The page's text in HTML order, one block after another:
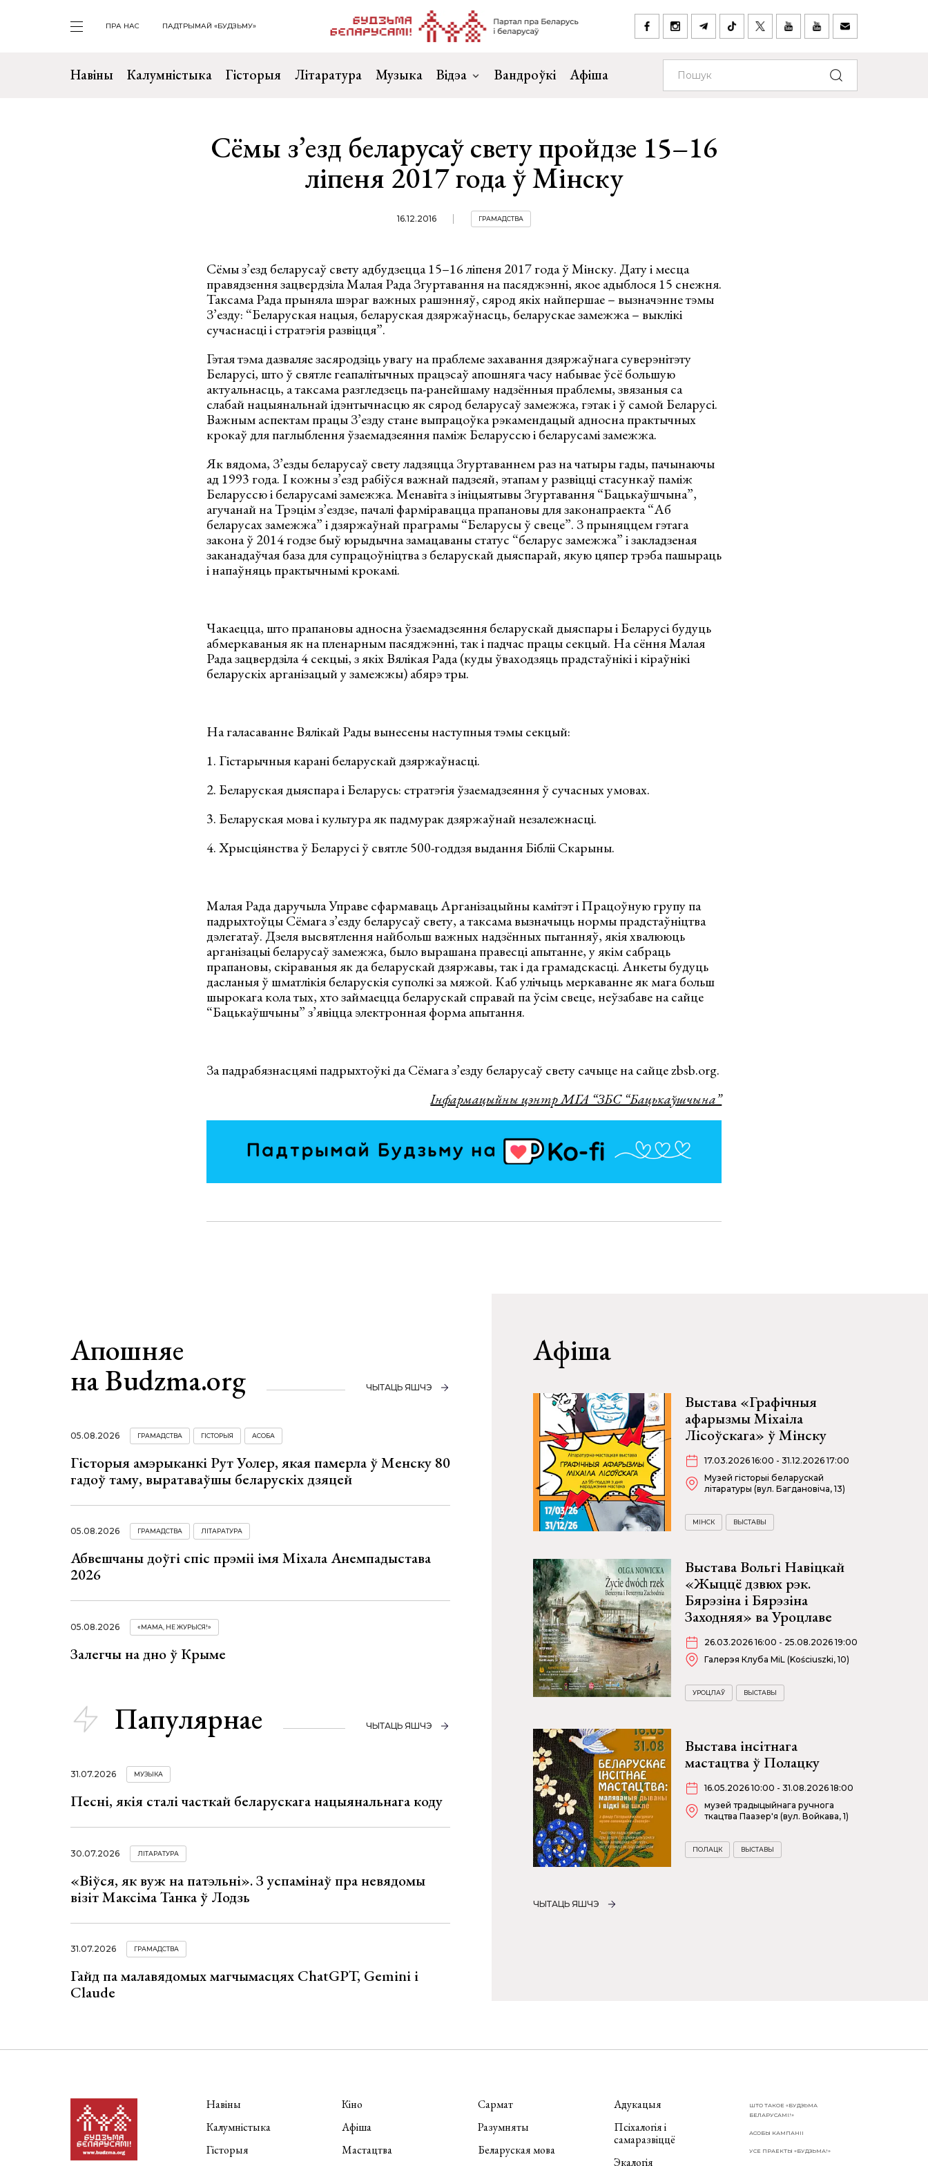
ПРА НАС ПАДТРЫМАЙ «БУДЗЬМУ»
Навіны Калумністыка Гісторыя Літаратура Музыка Відэа Вандроўкі Афіша
Сёмы з’езд беларусаў свету пройдзе 15–16
ліпеня 2017 года ў Мінску
16.12.2016 ГРАМАДСТВА
Сёмы з’езд беларусаў свету адбудзецца 15–16 ліпеня 2017 года ў Мінску. Дату і месца
правядзення зацвердзіла Малая Рада Згуртавання на пасяджэнні, якое адыблося 15 снежня.
Таксама Рада прыняла шэраг важных рашэнняў, сярод якіх найпершае – вызначэнне тэмы
З’езду: “Беларуская нацыя, беларуская дзяржаўнасць, беларускае замежжа – выклікі
сучаснасці і стратэгія развіцця”.
Гэтая тэма дазваляе засяродзіць увагу на праблеме захавання дзяржаўнага суверэнітэту
Беларусі, што ў святле геапалітычных працэсаў апошняга часу набывае ўсё большую
актуальнасць, а таксама разгледзець па-ранейшаму надзённыя праблемы, звязаныя са
слабай нацыянальнай ідэнтычнасцю як сярод беларусаў замежжа, гэтак і ў самой Беларусі.
Важным аспектам працы З’езду стане выпрацоўка рэкамендацый адносна практычных
крокаў для паглыблення ўзаемадзеяння паміж Беларуссю і беларусамі замежжа.
Як вядома, З’езды беларусаў свету ладзяцца Згуртаваннем раз на чатыры гады, пачынаючы
ад 1993 года. І кожны з’езд рабіўся важнай падзеяй, этапам у развіцці стасункаў паміж
Беларуссю і беларусамі замежжа. Менавіта з ініцыятывы Згуртавання “Бацькаўшчына”,
агучанай на Трэцім з’ездзе, пачалі фарміравацца прапановы для законапраекта “Аб
беларусах замежжа” і дзяржаўнай праграмы “Беларусы ў свеце”. З прыняццем гэтага
закона ў 2014 годзе быў юрыдычна замацаваны статус “беларус замежжа” і закладзеная
заканадаўчая база для супрацоўніцтва з беларускай дыяспарай, якую цяпер трэба пашыраць
і напаўняць практычнымі крокамі.
Чакаецца, што прапановы адносна ўзаемадзеяння беларускай дыяспары і Беларусі будуць
абмеркаваныя як на пленарным пасяджэнні, так і падчас працы секцый. На сёння Малая
Рада зацвердзіла 4 секцыі, з якіх Вялікая Рада (куды ўваходзяць прадстаўнікі і кіраўнікі
беларускіх арганізацый у замежжы) абярэ тры.
На галасаванне Вялікай Рады вынесены наступныя тэмы секцый:
1. Гістарычныя карані беларускай дзяржаўнасці.
2. Беларуская дыяспара і Беларусь: стратэгія ўзаемадзеяння ў сучасных умовах.
3. Беларуская мова і культура як падмурак дзяржаўнай незалежнасці.
4. Хрысціянства ў Беларусі ў святле 500-годдзя выдання Бібліі Скарыны.
Малая Рада даручыла Управе сфармаваць Арганізацыйны камітэт і Працоўную групу па
падрыхтоўцы Сёмага з’езду беларусаў свету, а таксама вызначыць нормы прадстаўніцтва
дэлегатаў. Дзеля высвятлення найбольш важных надзённых пытанняў, якія хвалююць
арганізацыі беларусаў замежжа, было вырашана правесці апытанне, у якім сабраць
прапановы, скіраваныя як да беларускай дзяржавы, так і да грамадскасці. Анкеты будуць
дасланыя ў шматлікія беларускія суполкі за мяжой. Каб улічыць меркаванне як мага больш
шырокага кола тых, хто займаецца беларускай справай па ўсім свеце, неўзабаве на сайце
“Бацькаўшчыны” з’явіцца электронная форма апытання.
За падрабязнасцямі падрыхтоўкі да Сёмага з’езду беларусаў свету сачыце на сайце zbsb.org.
Інфармацыйны цэнтр МГА “ЗБС “Бацькаўшчына”
Апошняе
на Budzma.org
ЧЫТАЦЬ ЯШЧЭ
05.08.2026 ГРАМАДСТВА ГІСТОРЫЯ АСОБА
Гісторыя амэрыканкі Рут Уолер, якая памерла ў Менску 80
гадоў таму, выратаваўшы беларускіх дзяцей
05.08.2026 ГРАМАДСТВА ЛІТАРАТУРА
Абвешчаны доўгі спіс прэміі імя Міхала Анемпадыстава
2026
05.08.2026 «МАМА, НЕ ЖУРЫСЯ!»
Залегчы на дно ў Крыме
Папулярнае ЧЫТАЦЬ ЯШЧЭ
31.07.2026 МУЗЫКА
Песні, якія сталі часткай беларускага нацыянальнага коду
30.07.2026 ЛІТАРАТУРА
«Віўся, як вуж на патэльні». З успамінаў пра невядомы
візіт Максіма Танка ў Лодзь
31.07.2026 ГРАМАДСТВА
Гайд па малавядомых магчымасцях ChatGPT, Gemini і
Claude
Афіша
Выстава «Графічныя
афарызмы Міхаіла
Лісоўскага» ў Мінску
17.03.2026 16:00 - 31.12.2026 17:00
Музей гісторыі беларускай
літаратуры (вул. Багдановіча, 13)
МІНСК ВЫСТАВЫ
Выстава Вольгі Навіцкай
«Жыццё дзвюх рэк.
Бярэзіна і Бярэзіна
Заходняя» ва Уроцлаве
26.03.2026 16:00 - 25.08.2026 19:00
Галерэя Клуба MiL (Kościuszki, 10)
УРОЦЛАЎ ВЫСТАВЫ
Выстава інсітнага
мастацтва ў Полацку
16.05.2026 10:00 - 31.08.2026 18:00
музей традыцыйнага ручнога
ткацтва Паазер'я (вул. Войкава, 1)
ПОЛАЦК ВЫСТАВЫ
ЧЫТАЦЬ ЯШЧЭ
Навіны
Калумністыка
Гісторыя
Кіно
Афіша
Мастацтва
Сармат
Разумняты
Беларуская мова
Адукацыя
Псіхалогія і
самаразвіццё
Экалогія
ШТО ТАКОЕ «БУДЗЬМА
БЕЛАРУСАМІ!»
АСОБЫ КАМПАНІІ
УСЕ ПРАЕКТЫ «БУДЗЬМА!»